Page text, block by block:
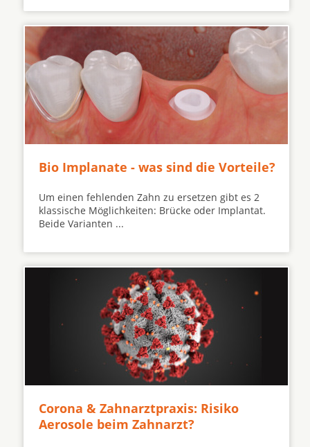
Bio Implanate - was sind die Vorteile?
Um einen fehlenden Zahn zu ersetzen gibt es 2
klassische Möglichkeiten: Brücke oder Implantat.
Beide Varianten ...
Corona & Zahnarztpraxis: Risiko
Aerosole beim Zahnarzt?